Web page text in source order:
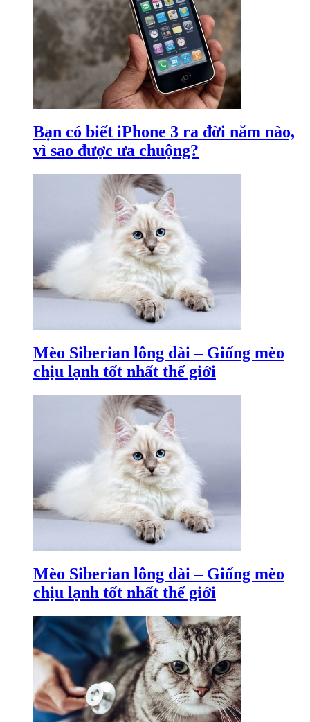
Bạn có biết iPhone 3 ra đời năm nào,
vì sao được ưa chuộng?
Mèo Siberian lông dài – Giống mèo
chịu lạnh tốt nhất thế giới
Mèo Siberian lông dài – Giống mèo
chịu lạnh tốt nhất thế giới